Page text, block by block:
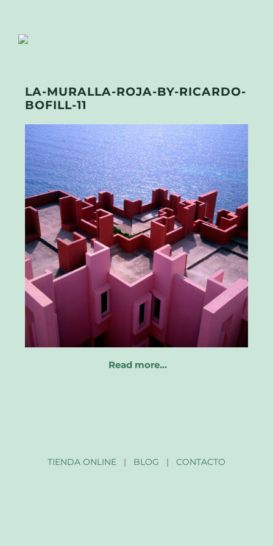
LA-MURALLA-ROJA-BY-RICARDO-
BOFILL-11
Read more…
TIENDA ONLINE| BLOG | CONTACTO